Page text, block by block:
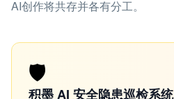
AI创作将共存并各有分工。
🛡️
积墨 AI 安全隐患巡检系统